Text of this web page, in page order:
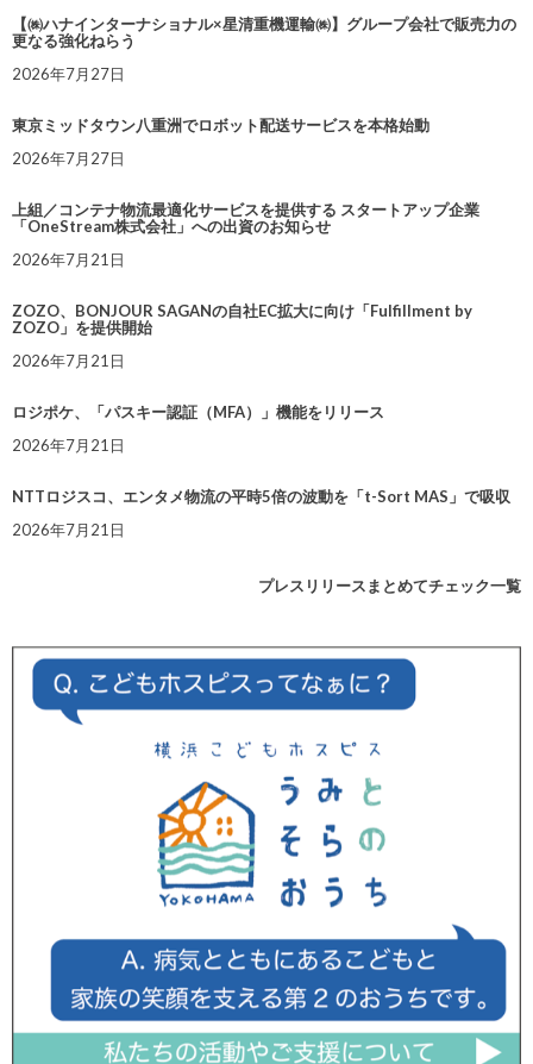
【㈱ハナインターナショナル×星清重機運輸㈱】グループ会社で販売力の
更なる強化ねらう
2026年7月27日
東京ミッドタウン八重洲でロボット配送サービスを本格始動
2026年7月27日
上組／コンテナ物流最適化サービスを提供する スタートアップ企業
「OneStream株式会社」への出資のお知らせ
2026年7月21日
ZOZO、BONJOUR SAGANの自社EC拡大に向け「Fulfillment by
ZOZO」を提供開始
2026年7月21日
ロジポケ、「パスキー認証（MFA）」機能をリリース
2026年7月21日
NTTロジスコ、エンタメ物流の平時5倍の波動を「t-Sort MAS」で吸収
2026年7月21日
プレスリリースまとめてチェック一覧